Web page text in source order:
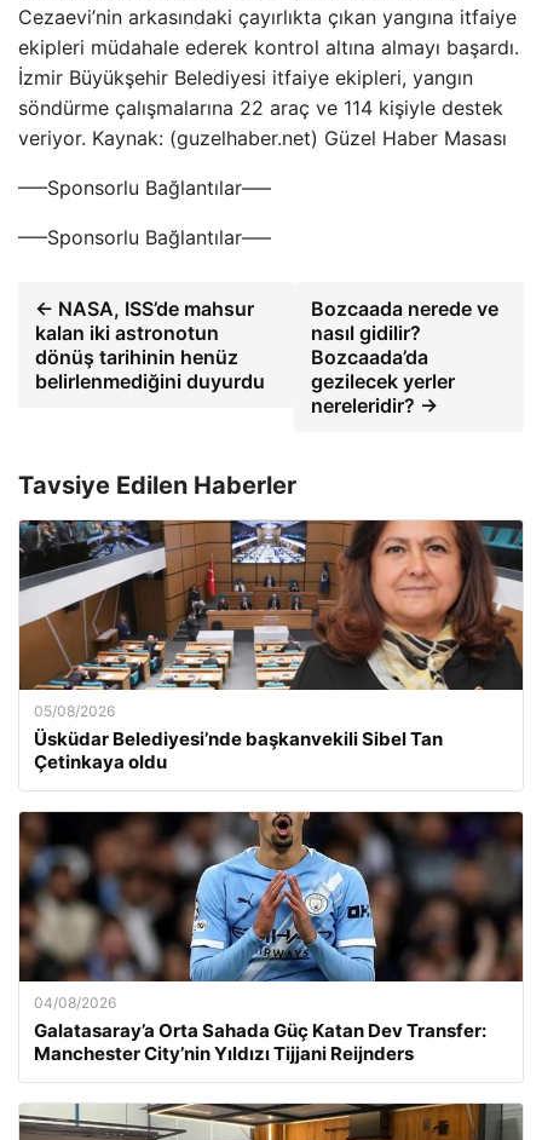
Cezaevi’nin arkasındaki çayırlıkta çıkan yangına itfaiye
ekipleri müdahale ederek kontrol altına almayı başardı.
İzmir Büyükşehir Belediyesi itfaiye ekipleri, yangın
söndürme çalışmalarına 22 araç ve 114 kişiyle destek
veriyor. Kaynak: (guzelhaber.net) Güzel Haber Masası
—–Sponsorlu Bağlantılar—–
—–Sponsorlu Bağlantılar—–
← NASA, ISS’de mahsur
kalan iki astronotun
dönüş tarihinin henüz
belirlenmediğini duyurdu
Bozcaada nerede ve
nasıl gidilir?
Bozcaada’da
gezilecek yerler
nereleridir? →
Tavsiye Edilen Haberler
05/08/2026
Üsküdar Belediyesi’nde başkanvekili Sibel Tan
Çetinkaya oldu
04/08/2026
Galatasaray’a Orta Sahada Güç Katan Dev Transfer:
Manchester City’nin Yıldızı Tijjani Reijnders